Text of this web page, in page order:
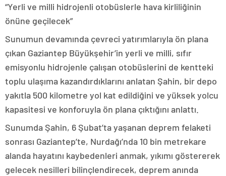
“Yerli ve milli hidrojenli otobüslerle hava kirliliğinin
önüne geçilecek”
Sunumun devamında çevreci yatırımlarıyla ön plana
çıkan Gaziantep Büyükşehir’in yerli ve milli, sıfır
emisyonlu hidrojenle çalışan otobüslerini de kentteki
toplu ulaşıma kazandırdıklarını anlatan Şahin, bir depo
yakıtla 500 kilometre yol kat edildiğini ve yüksek yolcu
kapasitesi ve konforuyla ön plana çıktığını anlattı.
Sunumda Şahin, 6 Şubat’ta yaşanan deprem felaketi
sonrası Gaziantep’te, Nurdağı’nda 10 bin metrekare
alanda hayatını kaybedenleri anmak, yıkımı göstererek
gelecek nesilleri bilinçlendirecek, deprem anında